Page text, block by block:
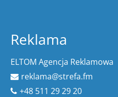
Reklama
ELTOM Agencja Reklamowa
reklama@strefa.fm
+48 511 29 29 20